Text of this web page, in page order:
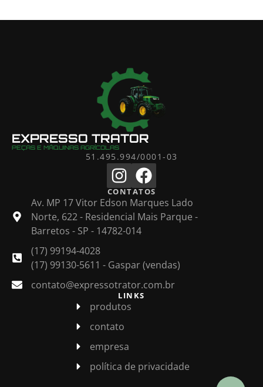
EXPRESSO TRATOR
PEÇAS E MÁQUINAS AGRÍCOLAS
51.495.994/0001-03
CONTATOS
Av. MP 17 Vitor Edson Marques Lado
Norte, 622 - Residencial Mais Parque -
Barretos - SP - 14782-014
(17) 99194-4028
(17) 99130-5611 - Gaspar (vendas)
contato@expressotrator.com.br
LINKS
produtos
contato
empresa
política de privacidade